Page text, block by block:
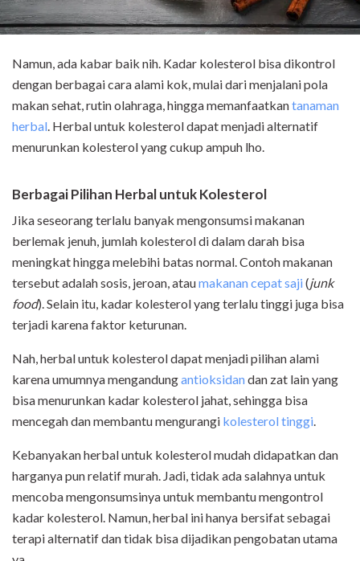
Namun, ada kabar baik nih. Kadar kolesterol bisa dikontrol
dengan berbagai cara alami kok, mulai dari menjalani pola
makan sehat, rutin olahraga, hingga memanfaatkantanaman
herbal . Herbal untuk kolesterol dapat menjadi alternatif
menurunkan kolesterol yang cukup ampuh lho.
Berbagai Pilihan Herbal untuk Kolesterol
Jika seseorang terlalu banyak mengonsumsi makanan
berlemak jenuh, jumlah kolesterol di dalam darah bisa
meningkat hingga melebihi batas normal. Contoh makanan
tersebut adalah sosis, jeroan, ataumakanan cepat saji(junk
food). Selain itu, kadar kolesterol yang terlalu tinggi juga bisa
terjadi karena faktor keturunan.
Nah, herbal untuk kolesterol dapat menjadi pilihan alami
karena umumnya mengandungantioksidandan zat lain yang
bisa menurunkan kadar kolesterol jahat, sehingga bisa
mencegah dan membantu mengurangi kolesterol tinggi
Kebanyakan herbal untuk kolesterol mudah didapatkan dan
harganya pun relatif murah. Jadi, tidak ada salahnya untuk
mencoba mengonsumsinya untuk membantu mengontrol
kadar kolesterol. Namun, herbal ini hanya bersifat sebagai
terapi alternatif dan tidak bisa dijadikan pengobatan utama